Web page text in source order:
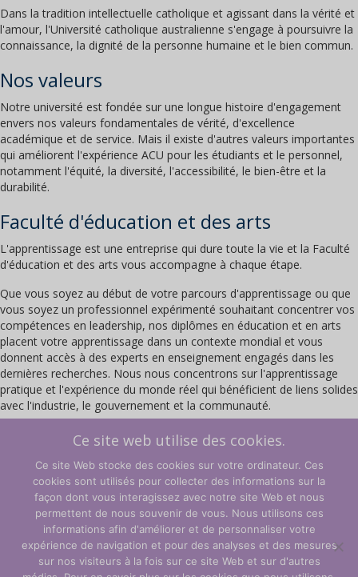
Dans la tradition intellectuelle catholique et agissant dans la vérité et
l'amour, l'Université catholique australienne s'engage à poursuivre la
connaissance, la dignité de la personne humaine et le bien commun.
Nos valeurs
Notre université est fondée sur une longue histoire d'engagement
envers nos valeurs fondamentales de vérité, d'excellence
académique et de service. Mais il existe d'autres valeurs importantes
qui améliorent l'expérience ACU pour les étudiants et le personnel,
notamment l'équité, la diversité, l'accessibilité, le bien-être et la
durabilité.
Faculté d'éducation et des arts
L'apprentissage est une entreprise qui dure toute la vie et la Faculté
d'éducation et des arts vous accompagne à chaque étape.
Que vous soyez au début de votre parcours d'apprentissage ou que
vous soyez un professionnel expérimenté souhaitant concentrer vos
compétences en leadership, nos diplômes en éducation et en arts
placent votre apprentissage dans un contexte mondial et vous
donnent accès à des experts en enseignement engagés dans les
dernières recherches. Nous nous concentrons sur l'apprentissage
pratique et l'expérience du monde réel qui bénéficient de liens solides
avec l'industrie, le gouvernement et la communauté.
En savoir plus sur la Faculté d'éducation et des arts de l'ACU
quantité
Education
Ajouter au panier
Retour à la boutique Chariot
Termes et conditions
Ce site web utilise des cookies.
Ce site Web stocke des cookies sur votre ordinateur. Ces
cookies sont utilisés pour collecter des informations sur la
façon dont vous interagissez avec notre site Web et nous
permettent de nous souvenir de vous. Nous utilisons ces
informations afin d'améliorer et de personnaliser votre
expérience de navigation et pour des analyses et des mesures
sur nos visiteurs à la fois sur ce site Web et sur d'autres